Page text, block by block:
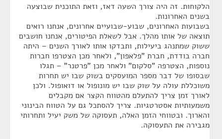
הלקוחות. זה היה צורך השעה דאז, וזאת התוכנית שבוצעה
בשנים האחרונות.
בשבועות האחרונים, שבוע-שבועיים אחרונים, אנחנו רואים
תוצאה של אותו מהלך. אבל לשאלת הפיטורים, אנחנו חושבים
ששוק שמתנהג ביעילות, ותבדקו אותו לאורך השנים – היתה
חברה בודדת, חברת "פלאפון", ולאחר מכן הצטרפו חברות
נוספות, הצטרפה "סלקום" ולאחר מכן "פרטנר" – תגלו
שבסופו של דבר מספר המועסקים בשוק שבו יש תחרות
משוכללת עולה על שוק שבו יש מונופול או דואופול. ולכן
לאורך זמן צריך להתעלם מהטווח הקצר אם מקבלים
משמעותיות אסטרטגיות. צריך להסתכל גם על הטווח הבינוני
והארוך. ובטווחי הזמן האלה, תעסוקה של משק יעיל ותחרותי
מגבירה את התעסוקה.